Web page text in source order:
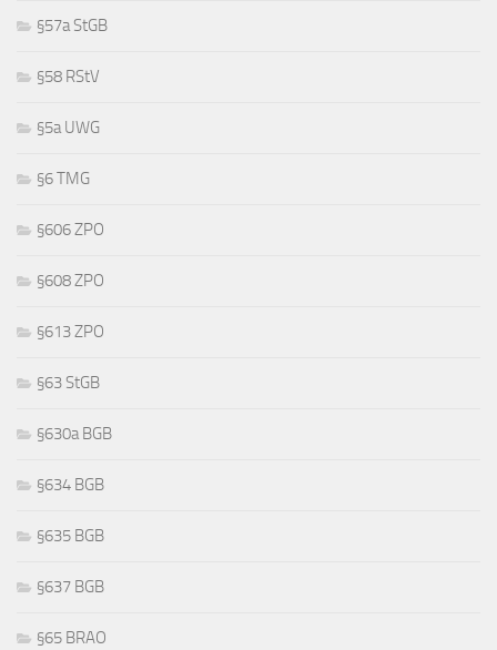
§57a StGB
§58 RStV
§5a UWG
§6 TMG
§606 ZPO
§608 ZPO
§613 ZPO
§63 StGB
§630a BGB
§634 BGB
§635 BGB
§637 BGB
§65 BRAO